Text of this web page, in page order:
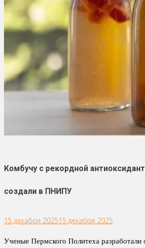
Комбучу с рекордной
создали в ПНИПУ
15 декабря 202515 декабря 2025
Ученые Пермского Политеха